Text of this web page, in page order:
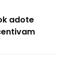
adote